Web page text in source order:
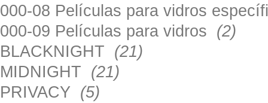
000-08 Películas para vidros
000-09 Películas para vidros (2)
BLACKNIGHT (21)
MIDNIGHT (21)
PRIVACY (5)